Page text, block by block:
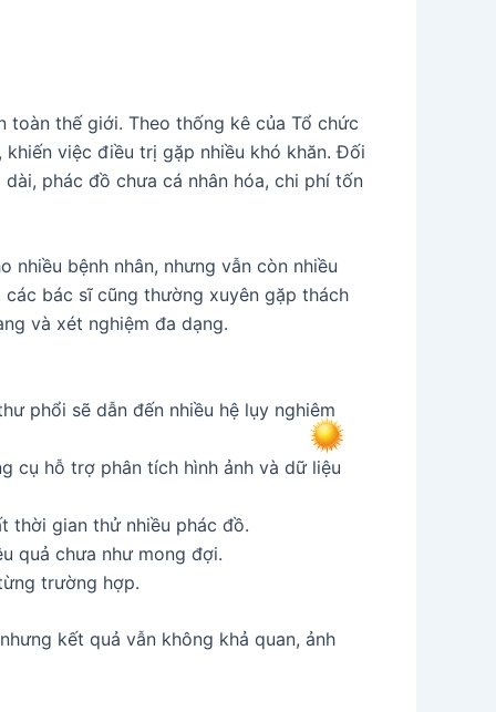
thế giới. Theo thống kê của Tổ chức
việc điều trị gặp nhiều khó khăn. Đối
phác đồ chưa cá nhân hóa, chi phí tốn
bệnh nhân, nhưng vẫn còn nhiều
bác sĩ cũng thường xuyên gặp thách
và xét nghiệm đa dạng.
phổi sẽ dẫn đến nhiều hệ lụy nghiêm
cụ hỗ trợ phân tích hình ảnh và dữ liệu
thời gian thử nhiều phác đồ.
quả chưa như mong đợi.
trường hợp.
kết quả vẫn không khả quan, ảnh